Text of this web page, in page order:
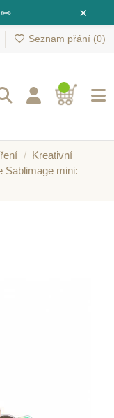
×
Seznam přání (0)
Kreativní
Sablimage mini: